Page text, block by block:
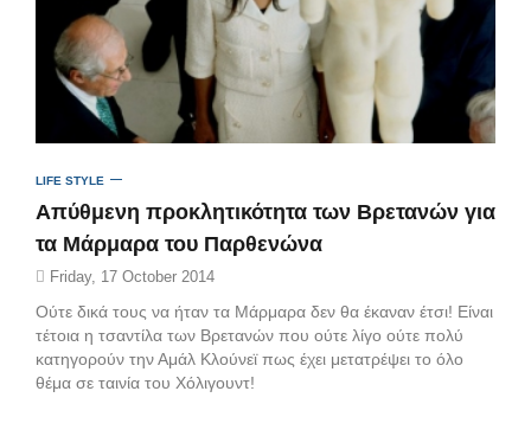
LIFE STYLE
Απύθμενη προκλητικότητα των Βρετανών για
τα Μάρμαρα του Παρθενώνα
Friday, 17 October 2014
Ούτε δικά τους να ήταν τα Μάρμαρα δεν θα έκαναν έτσι! Είναι
τέτοια η τσαντίλα των Βρετανών που ούτε λίγο ούτε πολύ
κατηγορούν την Αμάλ Κλούνεϊ πως έχει μετατρέψει το όλο
θέμα σε ταινία του Χόλιγουντ!